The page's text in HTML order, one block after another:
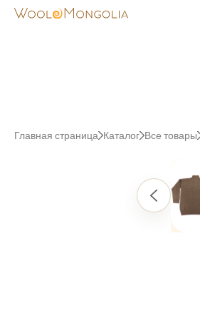
Главная страница Каталог Все товары